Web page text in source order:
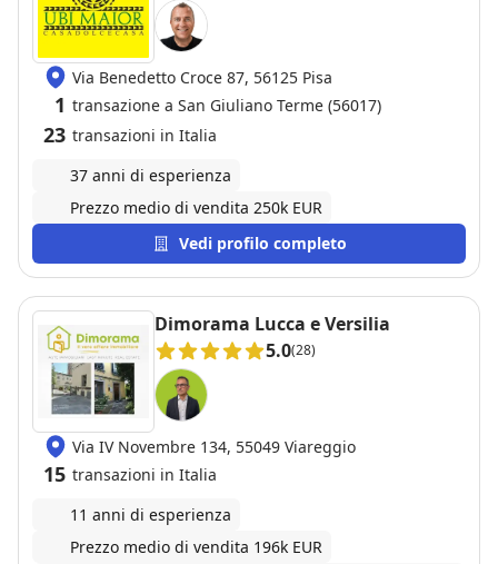
immobile dei miei nipoti ed a consigliarla anche ad
altri amici. Alessandra è veramente una garanzia!
Grazie mille
Via Benedetto Croce 87, 56125 Pisa
1 transazione a San Giuliano Terme (56017)
23 transazioni in Italia
37 anni di esperienza
Prezzo medio di vendita 250k EUR
Vedi profilo completo
Dimorama Lucca e Versilia
5.0(28)
Via IV Novembre 134, 55049 Viareggio
15 transazioni in Italia
11 anni di esperienza
Prezzo medio di vendita 196k EUR